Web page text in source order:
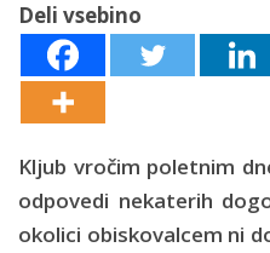
Deli vsebino
Kljub vročim poletnim
odpovedi nekaterih
okolici obiskovalcem ni